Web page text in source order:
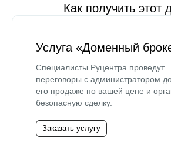
Как получить этот
Услуга «Доменный
Специалисты Руцентра проведут
переговоры с администратором
его продаже по вашей цене и
безопасную сделку.
Заказать услугу